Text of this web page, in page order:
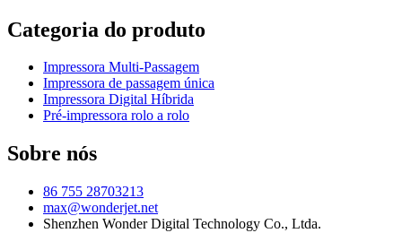
Categoria do produto
Impressora Multi-Passagem
Impressora de passagem única
Impressora Digital Híbrida
Pré-impressora rolo a rolo
Sobre nós
86 755 28703213
max@wonderjet.net
Shenzhen Wonder Digital Technology Co., Ltda.